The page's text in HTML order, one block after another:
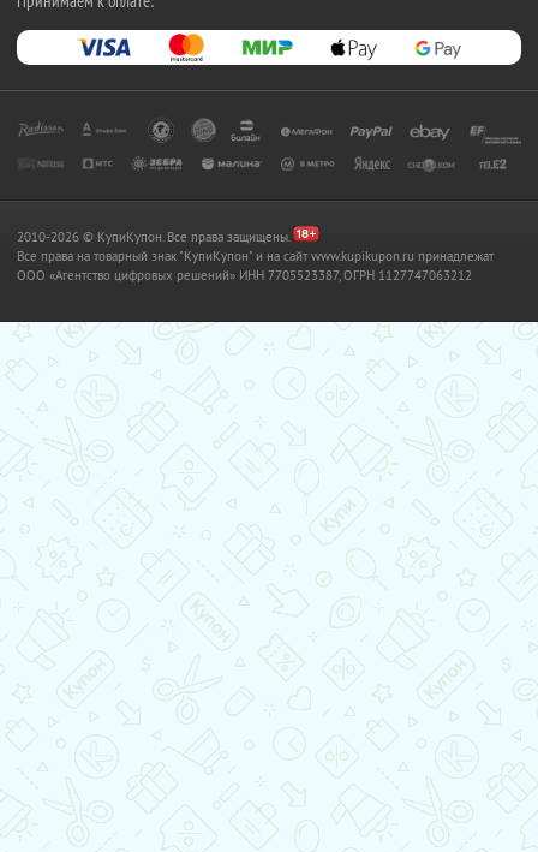
2010-2026 © КупиКупон. Все права защищены.
Все права на товарный знак "КупиКупон" и на сайт www.kupikupon.ru принадлежат
OOO «Агентство цифровых решений» ИНН 7705523387, ОГРН 1127747063212